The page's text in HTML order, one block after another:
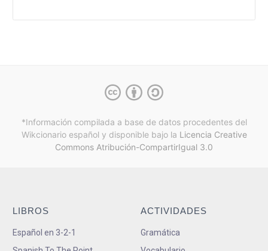
*Información compilada a base de datos procedentes del
Wikcionario español y disponible bajo la Licencia Creative
Commons Atribución-CompartirIgual 3.0
LIBROS
Español en 3-2-1
ACTIVIDADES
Gramática